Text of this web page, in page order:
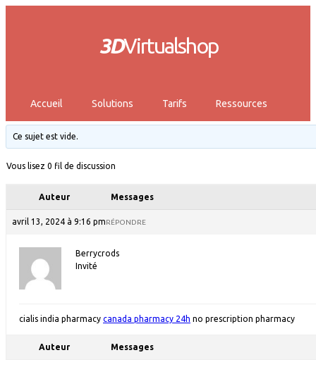
3DVirtualshop
Accueil Solutions Tarifs Ressources
Ce sujet est vide.
Vous lisez 0 fil de discussion
Auteur Messages
avril 13, 2024 à 9:16 pmRÉPONDRE
Berrycrods
Invité
cialis india pharmacy canada pharmacy 24h no prescription pharmacy
Auteur Messages